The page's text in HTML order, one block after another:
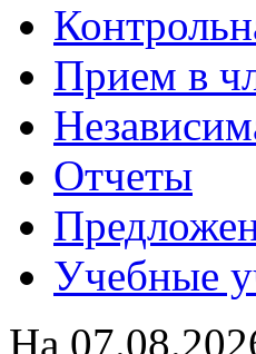
Прием в
Отчеты
Учебные
На